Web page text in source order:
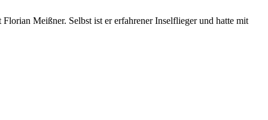
Meißner. Selbst ist er erfahrener Inselflieger und hatte mit